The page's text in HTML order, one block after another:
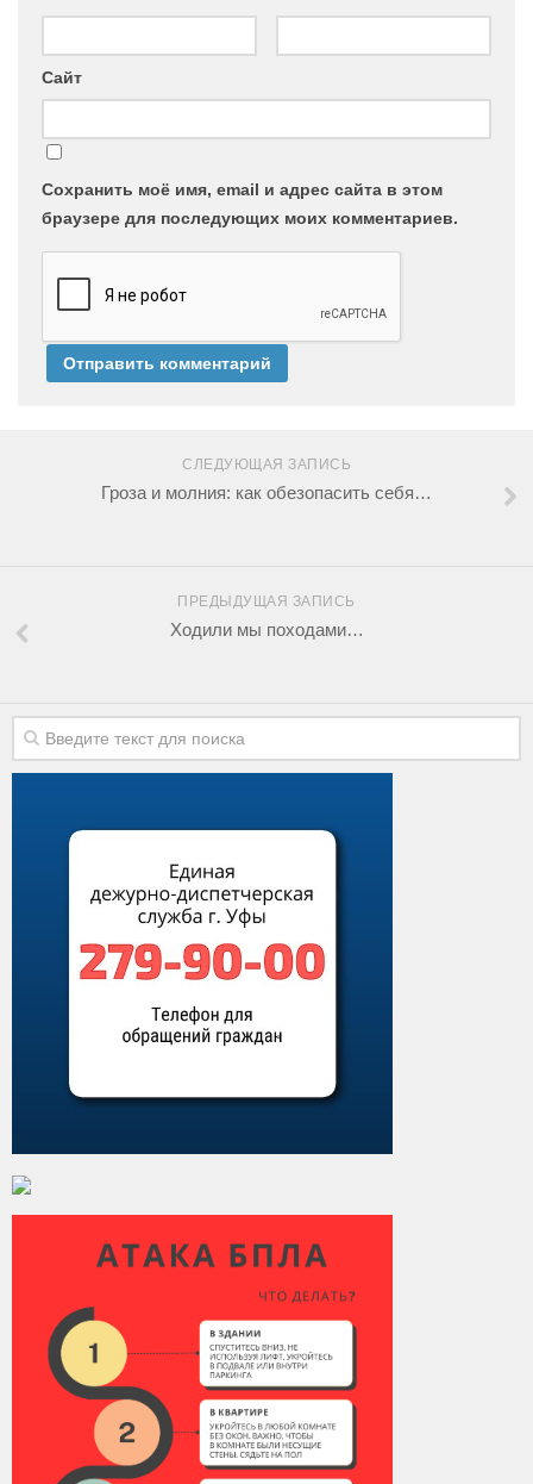
Сайт
Сохранить моё имя, email и адрес сайта в этом
браузере для последующих моих комментариев.
СЛЕДУЮЩАЯ ЗАПИСЬ
Гроза и молния: как обезопасить себя…
ПРЕДЫДУЩАЯ ЗАПИСЬ
Ходили мы походами…